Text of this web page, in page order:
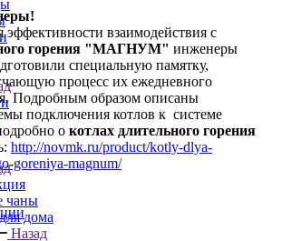
чаны
дома
Назад
взаимодействия с
горения "МАГНУМ" инженеры
специальную памятку,
процесс их ежедневного
Подробным образом описаны
подключения котлов к системе
о котлах длительного горения
http://novmk.ru/product/kotly-dlya-
goreniya-magnum/